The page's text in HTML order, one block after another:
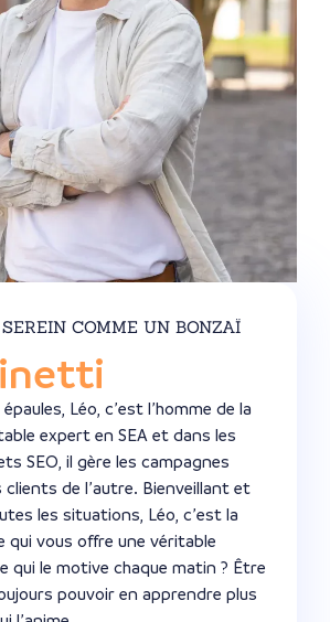
COMME UN BONZAÏ
Léo, c’est l’homme de la
expert en SEA et dans les
SEO, il gère les campagnes
clients de l’autre. Bienveillant et
les situations, Léo, c’est la
qui vous offre une véritable
qui le motive chaque matin ? Être
pouvoir en apprendre plus